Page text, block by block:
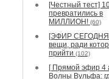
[Честный тест]
превратились в
МИЛЛИОН! (60)
[ЭФИР
вещи, ради
прийти (102)
[ Прямой эфир 4
Волны Вульфа: